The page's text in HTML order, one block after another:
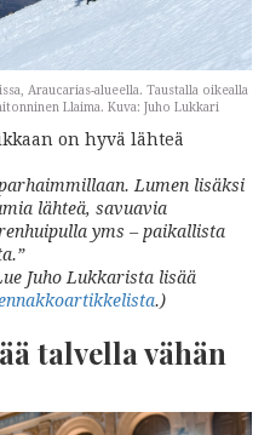
Araucarias-alueella. Taustalla oikealla
Llaima. Kuva: Juho Lukkari
on hyvä lähteä
Lumen lisäksi
lähteä, savuavia
yms – paikallista
Juho Lukkarista lisää
.)
talvella vähän